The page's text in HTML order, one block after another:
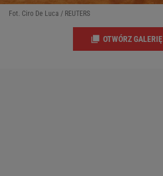
Fot. Ciro De Luca / REUTERS
OTWÓRZ GALERIĘ